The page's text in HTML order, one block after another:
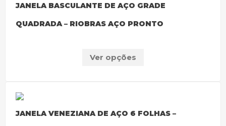
JANELA BASCULANTE DE AÇO GRADE
QUADRADA – RIOBRAS AÇO PRONTO
Ver opções
JANELA VENEZIANA DE AÇO 6 FOLHAS –